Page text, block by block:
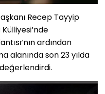
Recep Tayyip
ardından
alanında son 23 yılda